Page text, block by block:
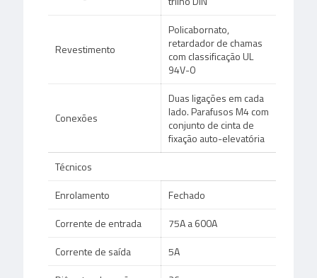
Revestimento
Policabornato,
retardador de chamas
com classificação UL
94V-0
Conexões
Duas ligações em cada
lado. Parafusos M4 com
conjunto de cinta de
fixação auto-elevatória
Técnicos
Enrolamento
Fechado
Corrente de entrada
75A a 600A
Corrente de saída
5A